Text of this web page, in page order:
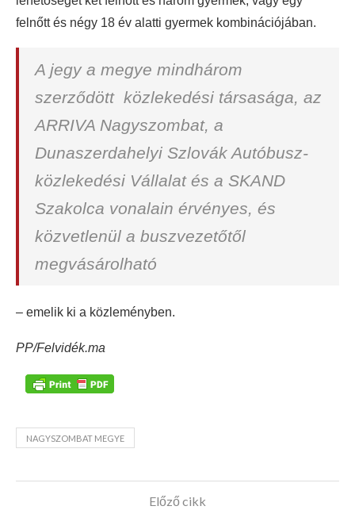
felnőtt és négy 18 év alatti gyermek kombinációjában.
A jegy a megye mindhárom
szerződött közlekedési társasága, az
ARRIVA Nagyszombat, a
Dunaszerdahelyi Szlovák Autóbusz-
közlekedési Vállalat és a SKAND
Szakolca vonalain érvényes, és
közvetlenül a buszvezetőtől
megvásárolható
– emelik ki a közleményben.
PP/Felvidék.ma
NAGYSZOMBAT MEGYE
Előző cikk